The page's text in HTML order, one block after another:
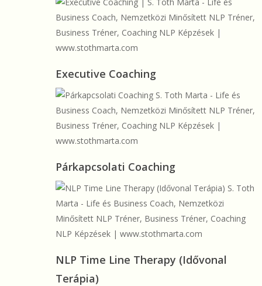
Executive
Coaching
Executive Coaching
Párkapcsolati
Coaching
Párkapcsolati Coaching
NLP
NLP Time Line Therapy (Idővonal
Terápia)